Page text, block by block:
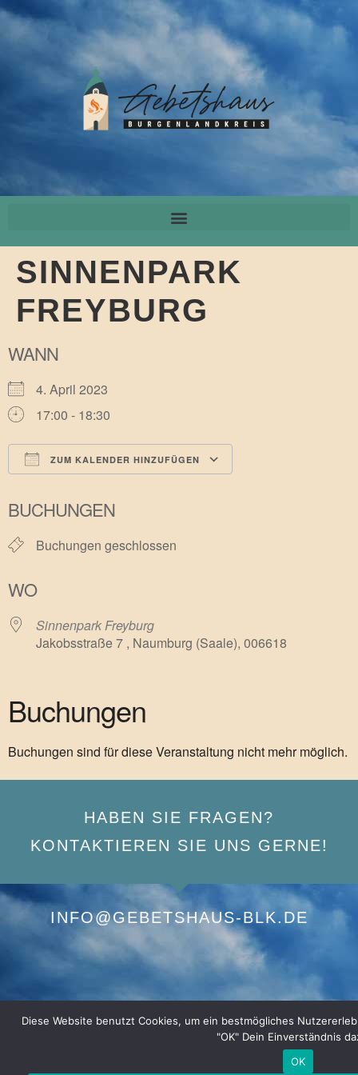
SINNENPARK
FREYBURG
WANN
4. April 2023
17:00 - 18:30
ZUM KALENDER HINZUFÜGEN
BUCHUNGEN
Buchungen geschlossen
WO
Sinnenpark Freyburg
Jakobsstraße 7 , Naumburg (Saale), 006618
Buchungen
Buchungen sind für diese Veranstaltung nicht mehr möglich.
HABEN SIE FRAGEN?
KONTAKTIEREN SIE UNS GERNE!
INFO@GEBETSHAUS-BLK.DE
Diese Website benutzt Cookies, um ein bestmögliches
"OK" Dein Einverständnis
OK